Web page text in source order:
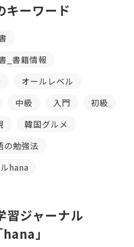
キーワード
_書籍情報
オールレベル
中級 入門
初級
韓国グルメ
の勉強法
hana
習ジャーナル
hana」